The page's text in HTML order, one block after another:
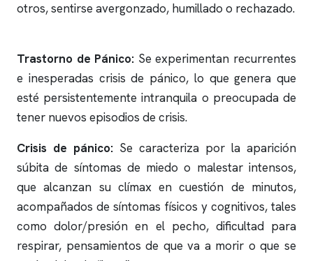
otros, sentirse avergonzado, humillado o rechazado.
Trastorno de Pánico: Se experimentan recurrentes
e inesperadas crisis de pánico, lo que genera que
esté persistentemente intranquila o preocupada de
tener nuevos episodios de crisis.
Crisis de pánico: Se caracteriza por la aparición
súbita de síntomas de miedo o malestar intensos,
que alcanzan su clímax en cuestión de minutos,
acompañados de síntomas físicos y cognitivos, tales
como dolor/presión en el pecho, dificultad para
respirar, pensamientos de que va a morir o que se